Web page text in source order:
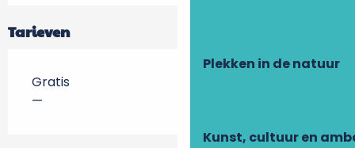
Plekken in de natuur
Kunst, cultuur en
Tarieven
Gratis
—